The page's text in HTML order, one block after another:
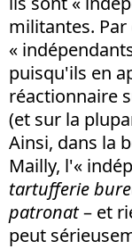
militantes.
«
puisqu'ils en
réactionnaire
(et sur la
Ainsi, dans la
Mailly, l'«
tartufferie
patronat– et
peut